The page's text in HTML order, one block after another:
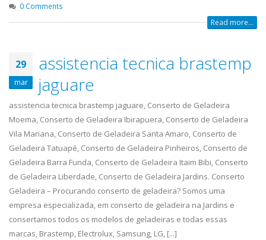
0 Comments
Read more...
29
mar
assistencia tecnica brastemp
jaguare
assistencia tecnica brastemp jaguare, Conserto de Geladeira
Moema, Conserto de Geladeira Ibirapuera, Conserto de Geladeira
Vila Mariana, Conserto de Geladeira Santa Amaro, Conserto de
Geladeira Tatuapé, Conserto de Geladeira Pinheiros, Conserto de
Geladeira Barra Funda, Conserto de Geladeira Itaim Bibi, Conserto
de Geladeira Liberdade, Conserto de Geladeira Jardins. Conserto
Geladeira – Procurando conserto de geladeira? Somos uma
empresa especializada, em conserto de geladeira na Jardins e
consertamos todos os modelos de geladeiras e todas essas
marcas, Brastemp, Electrolux, Samsung, LG, [...]